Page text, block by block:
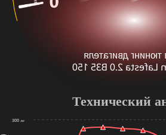
Технический
300 лс